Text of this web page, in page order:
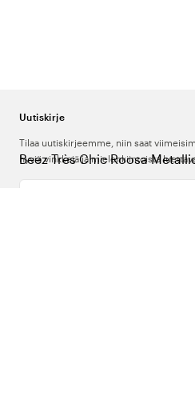
Beez Très Chic Roosa
Uutiskirje
Tilaa uutiskirjeemme, niin saat
hyviä vinkkejä ja mielenkiintoista
Kirjoita sähköpostiosoitteesi